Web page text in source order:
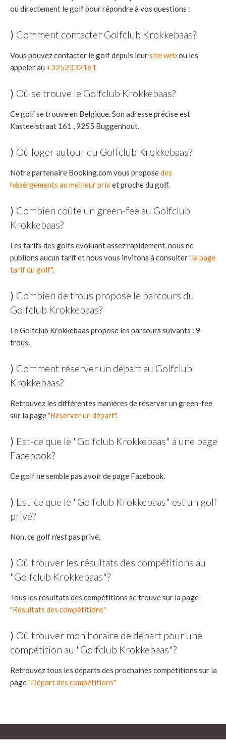
ou directement le golf pour répondre à vos questions :
⟩ Comment contacter Golfclub Krokkebaas?
Vous pouvez contacter le golf depuis leursite web ou les
appeler au +3252332161
⟩ Où se trouve le Golfclub Krokkebaas?
Ce golf se trouve en Belgique. Son adresse précise est
Kasteelstraat 161 , 9255 Buggenhout.
⟩ Où loger autour du Golfclub Krokkebaas?
Notre partenaire Booking.com vous proposedes
hébérgements au meilleur prix et proche du golf.
⟩ Combien coûte un green-fee au Golfclub
Krokkebaas?
Les tarifs des golfs evoluant assez rapidement, nous ne
publions aucun tarif et nous vous invitons à consulter"la page
tarif du golf".
⟩ Combien de trous propose le parcours du
Golfclub Krokkebaas?
Le Golfclub Krokkebaas propose les parcours suivants : 9
trous.
⟩ Comment réserver un départ au Golfclub
Krokkebaas?
Retrouvez les différentes manières de réserver un green-fee
sur la page"Réserver un départ".
⟩ Est-ce que le "Golfclub Krokkebaas" à une page
Facebook?
Ce golf ne semble pas avoir de page Facebook.
⟩ Est-ce que le "Golfclub Krokkebaas" est un golf
privé?
Non, ce golf n'est pas privé.
⟩ Où trouver les résultats des compétitions au
"Golfclub Krokkebaas"?
Tous les résultats des compétitions se trouve sur la page
"Résultats des compétitions"
⟩ Où trouver mon horaire de départ pour une
compétition au "Golfclub Krokkebaas"?
Retrouvez tous les départs des prochaines compétitions sur la
page"Départ des compétitions"